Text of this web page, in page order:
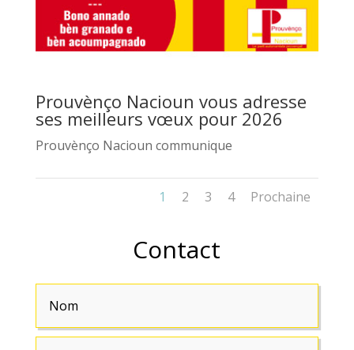
Prouvènço Nacioun vous adresse
ses meilleurs vœux pour 2026
Prouvènço Nacioun communique
1 2 3 4 Prochaine
Contact